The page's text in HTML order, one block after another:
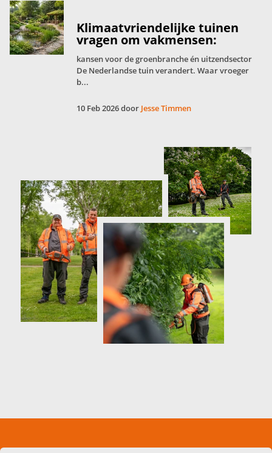
Klimaatvriendelijke tuinen
vragen om vakmensen:
kansen voor de groenbranche én uitzendsector
De Nederlandse tuin verandert. Waar vroeger
b...
10 Feb 2026 door Jesse Timmen